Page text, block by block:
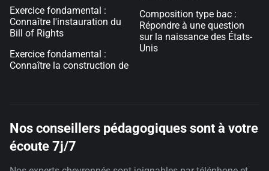
Exercice fondamental :
Connaître l'instauration du
Bill of Rights
Exercice fondamental :
Connaître la construction de
Composition type bac :
Répondre à une question
sur la naissance des États-
Unis
Nos conseillers pédagogiques sont à votre
écoute 7j/7